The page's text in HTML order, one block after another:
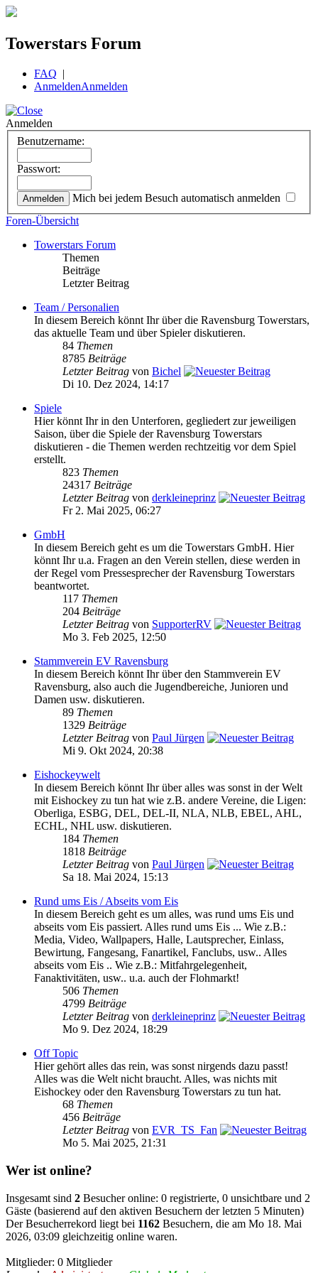
Towerstars Forum
FAQ |
AnmeldenAnmelden
Anmelden
Benutzername:
Passwort:
Mich bei jedem Besuch automatisch anmelden
Foren-Übersicht
Towerstars Forum
Themen
Beiträge
Letzter Beitrag
Team / Personalien
In diesem Bereich könnt Ihr über die Ravensburg Towerstars,
das aktuelle Team und über Spieler diskutieren.
84 Themen
8785 Beiträge
Letzter Beitrag von Bichel
Di 10. Dez 2024, 14:17
Spiele
Hier könnt Ihr in den Unterforen, gegliedert zur jeweiligen
Saison, über die Spiele der Ravensburg Towerstars
diskutieren - die Themen werden rechtzeitig vor dem Spiel
erstellt.
823 Themen
24317 Beiträge
Letzter Beitrag von derkleineprinz
Fr 2. Mai 2025, 06:27
GmbH
In diesem Bereich geht es um die Towerstars GmbH. Hier
könnt Ihr u.a. Fragen an den Verein stellen, diese werden in
der Regel vom Pressesprecher der Ravensburg Towerstars
beantwortet.
117 Themen
204 Beiträge
Letzter Beitrag von SupporterRV
Mo 3. Feb 2025, 12:50
Stammverein EV Ravensburg
In diesem Bereich könnt Ihr über den Stammverein EV
Ravensburg, also auch die Jugendbereiche, Junioren und
Damen usw. diskutieren.
89 Themen
1329 Beiträge
Letzter Beitrag von Paul Jürgen
Mi 9. Okt 2024, 20:38
Eishockeywelt
In diesem Bereich könnt Ihr über alles was sonst in der Welt
mit Eishockey zu tun hat wie z.B. andere Vereine, die Ligen:
Oberliga, ESBG, DEL, DEL-II, NLA, NLB, EBEL, AHL,
ECHL, NHL usw. diskutieren.
184 Themen
1818 Beiträge
Letzter Beitrag von Paul Jürgen
Sa 18. Mai 2024, 15:13
Rund ums Eis / Abseits vom Eis
In diesem Bereich geht es um alles, was rund ums Eis und
abseits vom Eis passiert. Alles rund ums Eis ... Wie z.B.:
Media, Video, Wallpapers, Halle, Lautsprecher, Einlass,
Bewirtung, Fangesang, Fanartikel, Fanclubs, usw.. Alles
abseits vom Eis .. Wie z.B.: Mitfahrgelegenheit,
Fanaktivitäten, usw.. u.a. auch der Flohmarkt!
506 Themen
4799 Beiträge
Letzter Beitrag von derkleineprinz
Mo 9. Dez 2024, 18:29
Off Topic
Hier gehört alles das rein, was sonst nirgends dazu passt!
Alles was die Welt nicht braucht. Alles, was nichts mit
Eishockey oder den Ravensburg Towerstars zu tun hat.
68 Themen
456 Beiträge
Letzter Beitrag von EVR_TS_Fan
Mo 5. Mai 2025, 21:31
Wer ist online?
Insgesamt sind 2 Besucher online: 0 registrierte, 0 unsichtbare und 2
Gäste (basierend auf den aktiven Besuchern der letzten 5 Minuten)
Der Besucherrekord liegt bei 1162 Besuchern, die am Mo 18. Mai
2026, 03:09 gleichzeitig online waren.
Mitglieder: 0 Mitglieder